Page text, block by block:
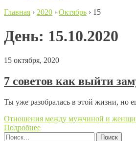
Главная › 2020 › Октябрь › 15
День: 15.10.2020
15 октября, 2020
7 советов как выйти
Ты уже разобралась в этой жизни, но
Отношения между мужчиной и
Подробнее
Найти: